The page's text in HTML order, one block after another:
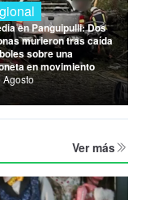
en Panguipulli: Dos
murieron tras caída
sobre una
en movimiento
Agosto
Ver más